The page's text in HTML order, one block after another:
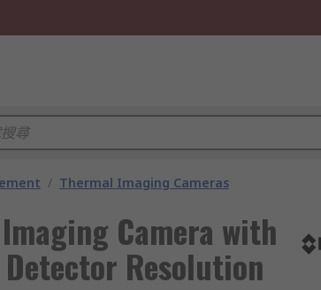
/ Thermal Imaging Cameras
Camera with
Resolution